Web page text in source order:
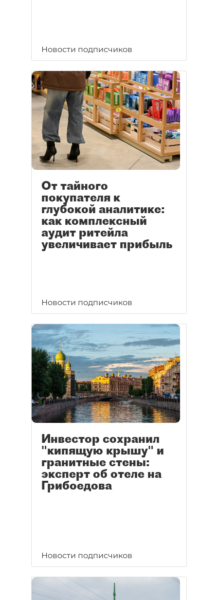
Новости подписчиков
От тайного
покупателя к
глубокой аналитике:
как комплексный
аудит ритейла
увеличивает прибыль
Новости подписчиков
Инвестор сохранил
"кипящую крышу" и
гранитные стены:
эксперт об отеле на
Грибоедова
Новости подписчиков